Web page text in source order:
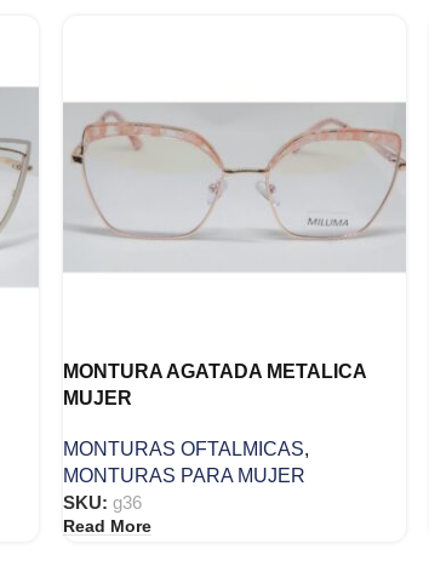
MONTURA AGATADA METALICA
MUJER
MONTURAS OFTALMICAS,
MONTURAS PARA MUJER
SKU: g36
Read More